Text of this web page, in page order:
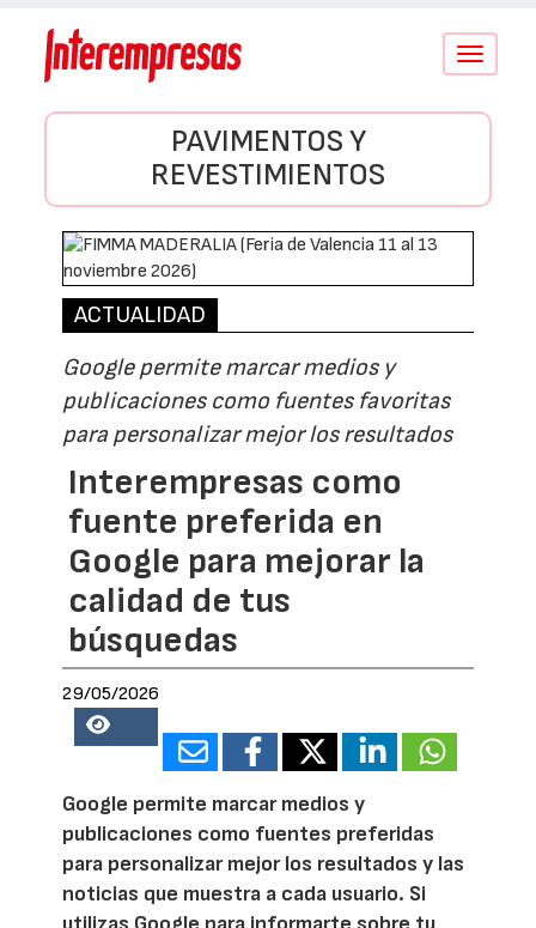
Conmutar
PAVIMENTOS Y
REVESTIMIENTOS
ACTUALIDAD
Google permite marcar medios y
publicaciones como fuentes favoritas
para personalizar mejor los resultados
Interempresas como
fuente preferida en
Google para mejorar la
calidad de tus
búsquedas
29/05/2026
24508
Google permite marcar medios y
publicaciones como fuentes preferidas
para personalizar mejor los resultados y las
noticias que muestra a cada usuario. Si